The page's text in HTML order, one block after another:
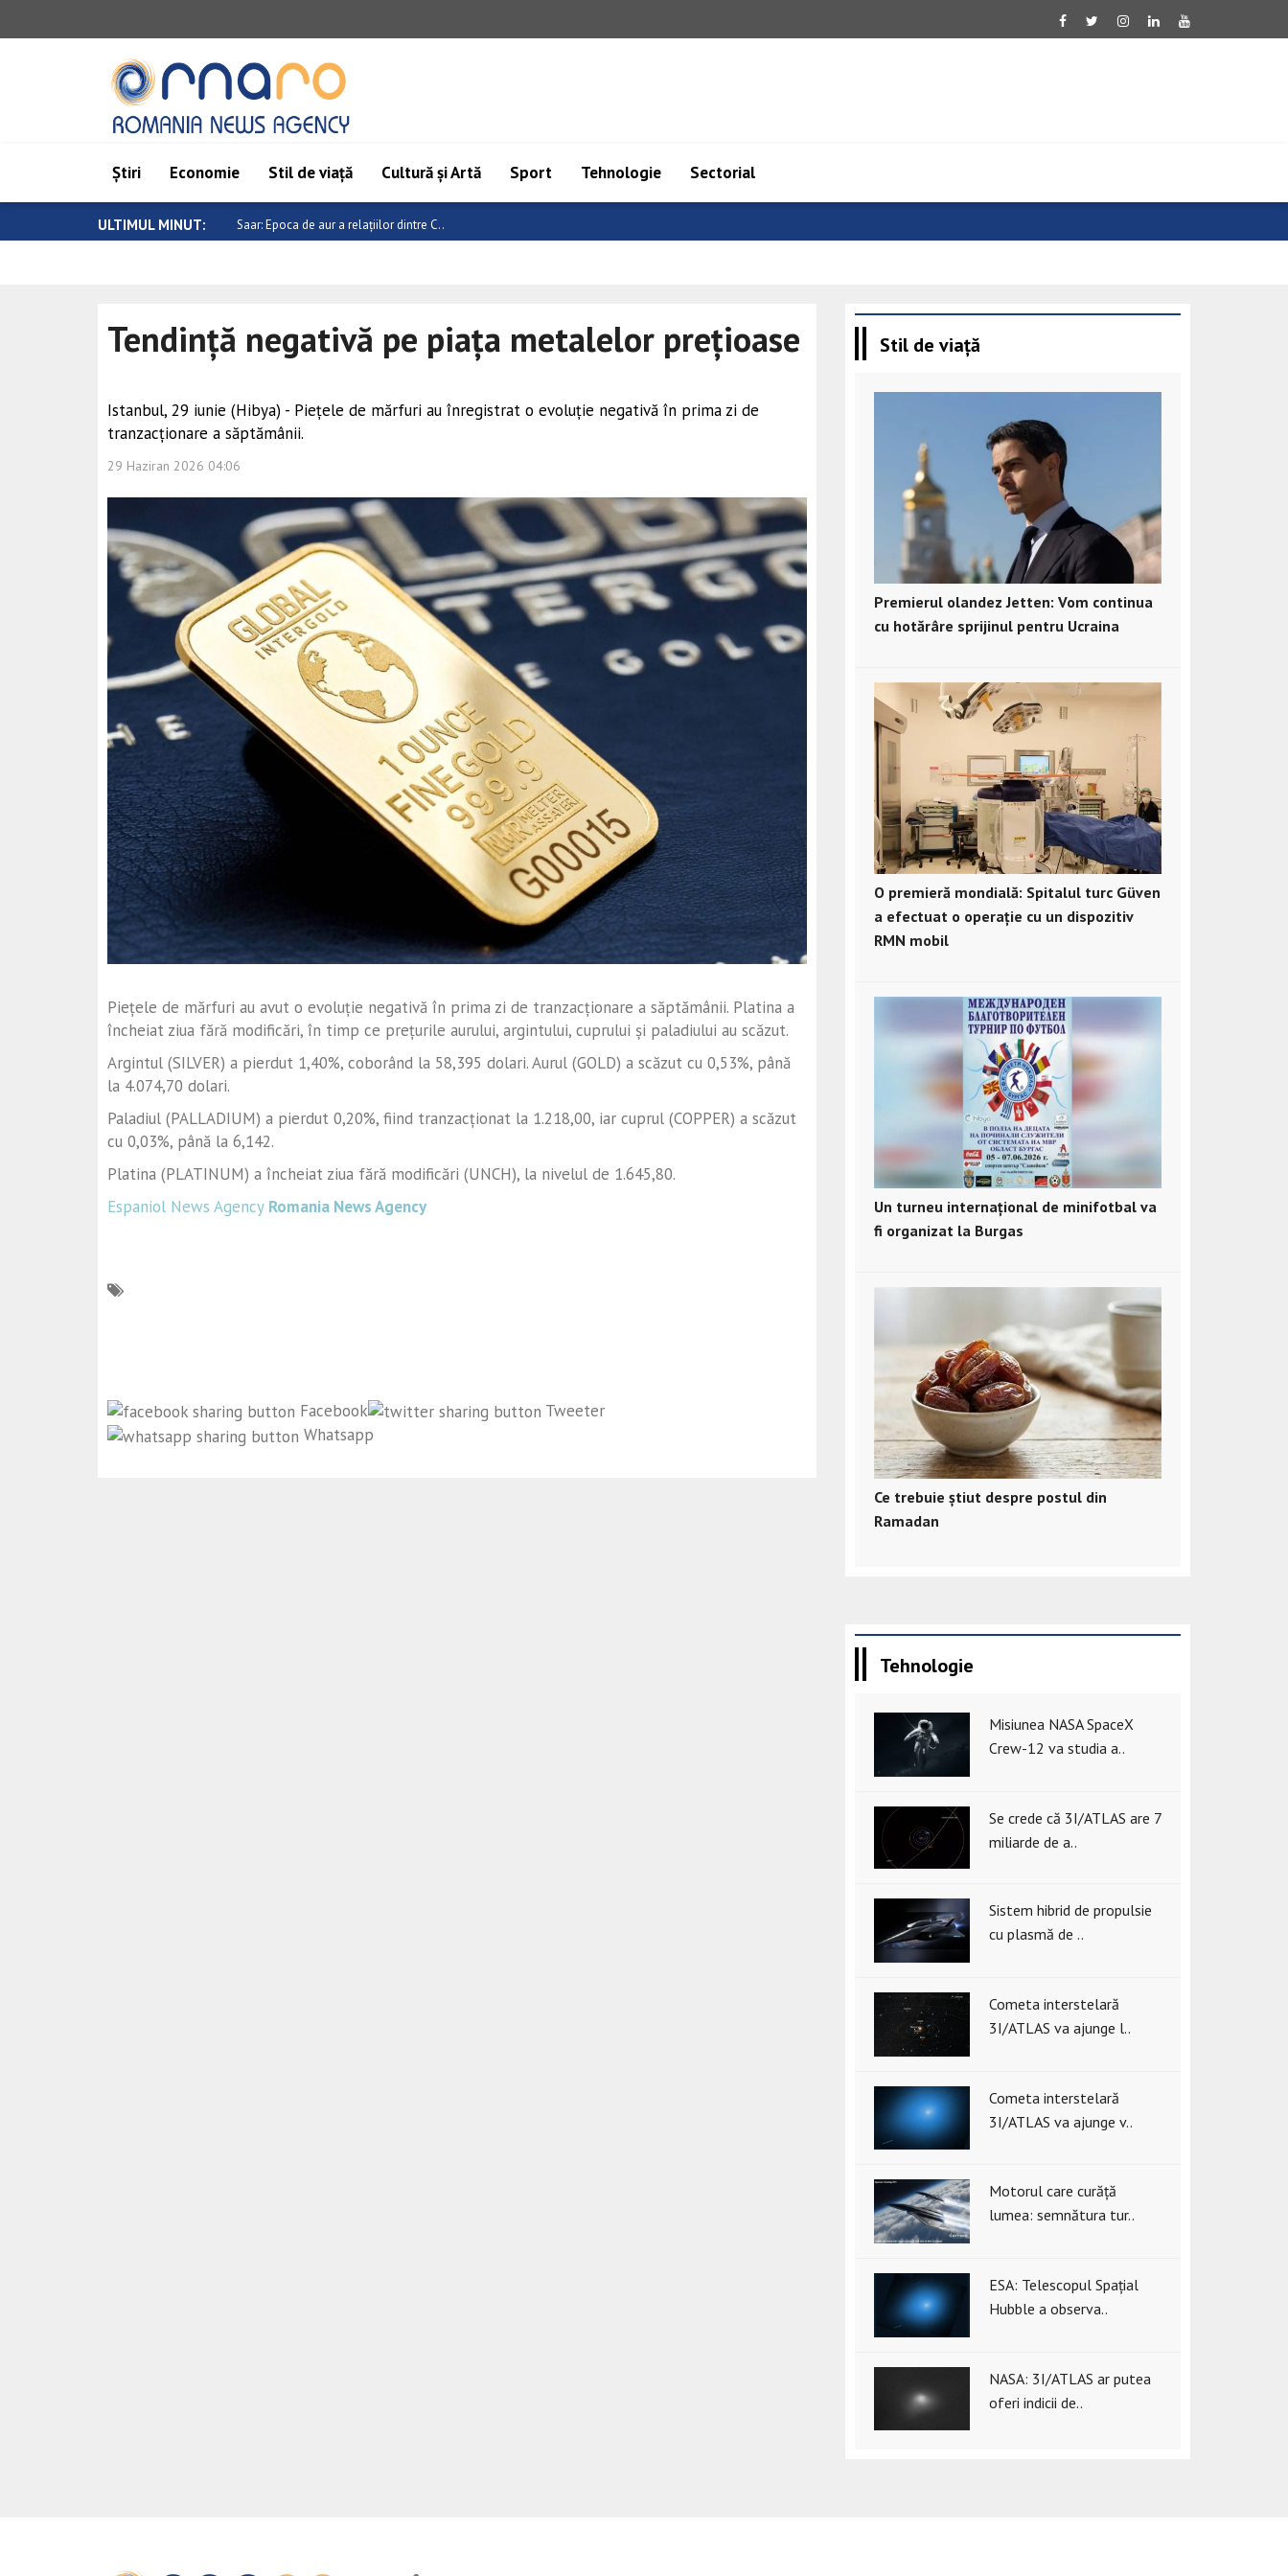
Știri Economie Stil de viață Cultură și Artă Sport Tehnologie Sectorial
ULTIMUL MINUT: Evoluție negativă pe piețele valutare
Tendință negativă pe piața metalelor prețioase
Istanbul, 29 iunie (Hibya) - Piețele de mărfuri au înregistrat o evoluție negativă în prima zi de
tranzacționare a săptămânii.
29 Haziran 2026 04:06
Piețele de mărfuri au avut o evoluție negativă în prima zi de tranzacționare a săptămânii. Platina a
încheiat ziua fără modificări, în timp ce prețurile aurului, argintului, cuprului și paladiului au scăzut.
Argintul (SILVER) a pierdut 1,40%, coborând la 58,395 dolari. Aurul (GOLD) a scăzut cu 0,53%, până
la 4.074,70 dolari.
Paladiul (PALLADIUM) a pierdut 0,20%, fiind tranzacționat la 1.218,00, iar cuprul (COPPER) a scăzut
cu 0,03%, până la 6,142.
Platina (PLATINUM) a încheiat ziua fără modificări (UNCH), la nivelul de 1.645,80.
Espaniol News Agency Romania News Agency
Facebook
Tweeter
Whatsapp
Stil de viață
Premierul olandez Jetten: Vom continua
cu hotărâre sprijinul pentru Ucraina
O premieră mondială: Spitalul turc Güven
a efectuat o operație cu un dispozitiv
RMN mobil
Un turneu internațional de minifotbal va
fi organizat la Burgas
Ce trebuie știut despre postul din
Ramadan
Tehnologie
Misiunea NASA SpaceX
Crew-12 va studia a..
Se crede că 3I/ATLAS are 7
miliarde de a..
Sistem hibrid de propulsie
cu plasmă de ..
Cometa interstelară
3I/ATLAS va ajunge l..
Cometa interstelară
3I/ATLAS va ajunge v..
Motorul care curăță
lumea: semnătura tur..
ESA: Telescopul Spațial
Hubble a observa..
NASA: 3I/ATLAS ar putea
oferi indicii de..